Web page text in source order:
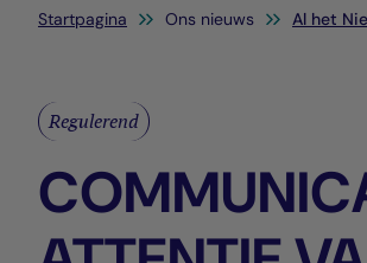
Je bent hier:
Startpagina Ons nieuws Al het
Regulerend